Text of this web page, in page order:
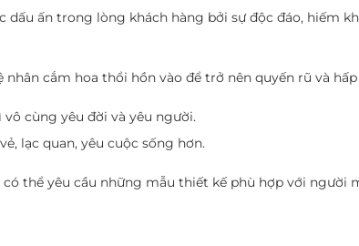
ấn trong lòng khách hàng bởi sự độc đáo, hiếm
cắm hoa thổi hồn vào để trở nên quyến rũ và
cùng yêu đời và yêu người.
lạc quan, yêu cuộc sống hơn.
thể yêu cầu những mẫu thiết kế phù hợp với người